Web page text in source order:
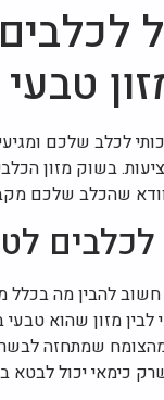
טבעי
לכלב שלכם
בשוק מזון
שהכלב שלכם
לכלבים
להבין מה בכלל
לבין מזון שהוא
מהצומח שמתחזה
כימאי יכול לבטא